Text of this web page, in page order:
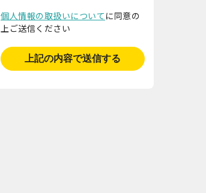
個人情報の取扱いについて に同意の
上ご送信ください